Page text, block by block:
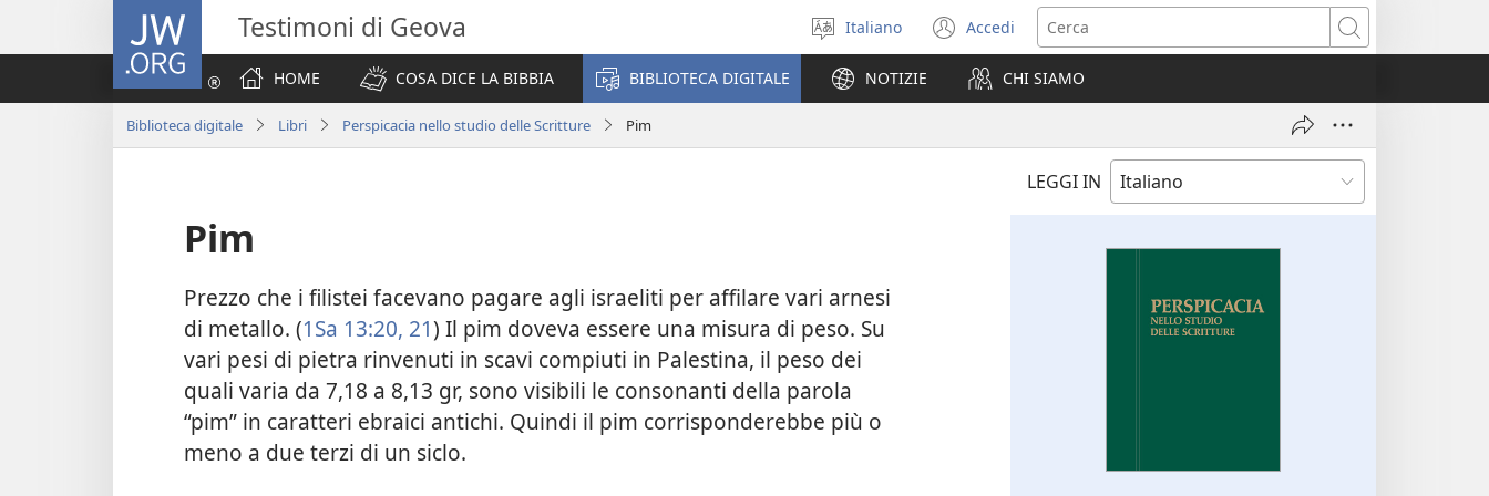
JW.ORG Testimoni di Geova
Seleziona
la
lingua
Italiano Accedi
(apre
una
nuova
finestra)
Cerca
HOME
COSA DICE LA BIBBIA BIBLIOTECA DIGITALE NOTIZIE CHI SIAMO
Biblioteca digitale Libri Perspicacia nello studio delle Scritture Pim
LEGGI IN
Pim
Prezzo che i filistei facevano pagare agli israeliti per affilare vari arnesi
di metallo. (1Sa 13:20, 21) Il pim doveva essere una misura di peso. Su
vari pesi di pietra rinvenuti in scavi compiuti in Palestina, il peso dei
quali varia da 7,18 a 8,13 gr, sono visibili le consonanti della parola
“pim” in caratteri ebraici antichi. Quindi il pim corrisponderebbe più o
meno a due terzi di un siclo.